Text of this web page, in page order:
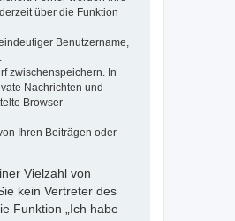
über die Funktion
Benutzername,
zwischenspeichern. In
Nachrichten und
Browser-
Ihren Beiträgen oder
Vielzahl von
kein Vertreter des
Funktion „Ich habe